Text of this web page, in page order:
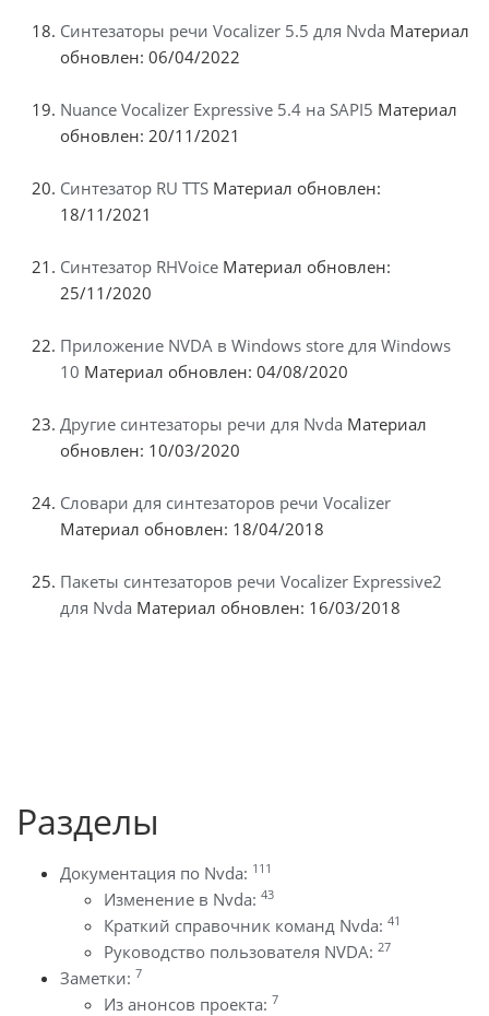
Синтезаторы речи Vocalizer 5.5 для Nvda Материал
обновлен: 06/04/2022
Nuance Vocalizer Expressive 5.4 на SAPI5 Материал
обновлен: 20/11/2021
Синтезатор RU TTS Материал обновлен:
18/11/2021
Синтезатор RHVoice Материал обновлен:
25/11/2020
Приложение NVDA в Windows store для Windows
10 Материал обновлен: 04/08/2020
Другие синтезаторы речи для Nvda Материал
обновлен: 10/03/2020
Словари для синтезаторов речи Vocalizer
Материал обновлен: 18/04/2018
Пакеты синтезаторов речи Vocalizer Expressive2
для Nvda Материал обновлен: 16/03/2018
Разделы
Документация по Nvda: 111
Изменение в Nvda: 43
Краткий справочник команд Nvda: 41
Руководство пользователя NVDA: 27
Заметки: 7
Из анонсов проекта: 7